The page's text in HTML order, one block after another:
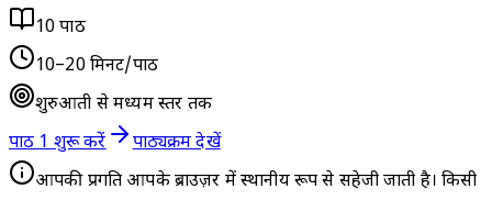
10 पाठ
10–20 मिनट/पाठ
शुरुआती से मध्यम स्तर तक
पाठ 1 शुरू करें
पाठ्यक्रम देखें
आपकी प्रगति आपके ब्राउज़र में स्थानीय रूप से सहेजी जाती है। किसी